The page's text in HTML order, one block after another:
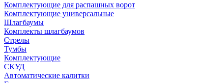
Комплектующие для распашных ворот
Комплектующие универсальные
Шлагбаумы
Комплекты шлагбаумов
Стрелы
Тумбы
Комплектующие
СКУД
Автоматические калитки